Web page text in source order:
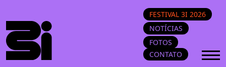
FESTIVAL 3I 2026
NOTÍCIAS
FOTOS
CONTATO